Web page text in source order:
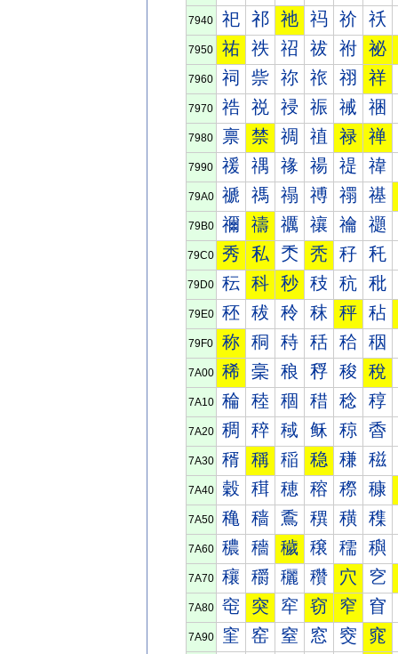
7940 祀 祁 祂 祃 祄 祅
7950 祐 祑 祒 祓 祔 祕
7960 祠 祡 祢 祣 祤 祥
7970 祰 祱 祲 祳 祴 祵
7980 禀 禁 禂 禃 禄 禅
7990 禐 禑 禒 禓 禔 禕
79A0 禠 禡 禢 禣 禤 禥
79B0 禰 禱 禲 禳 禴 禵
79C0 秀 私 秂 秃 秄 秅
79D0 秐 科 秒 秓 秔 秕
79E0 秠 秡 秢 秣 秤 秥
79F0 称 秱 秲 秳 秴 秵
7A00 稀 稁 稂 稃 稄 稅
7A10 稐 稑 稒 稓 稔 稕
7A20 稠 稡 稢 稣 稤 稥
7A30 稰 稱 稲 稳 稴 稵
7A40 穀 穁 穂 穃 穄 穅
7A50 穐 穑 穒 穓 穔 穕
7A60 穠 穡 穢 穣 穤 穥
7A70 穰 穱 穲 穳 穴 穵
7A80 窀 突 窂 窃 窄 窅
7A90 窐 窑 窒 窓 窔 窕